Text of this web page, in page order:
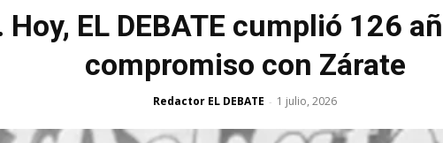
Hoy, EL DEBATE cumplió 126
compromiso con Zárate
Redactor EL DEBATE - 1 julio, 2026